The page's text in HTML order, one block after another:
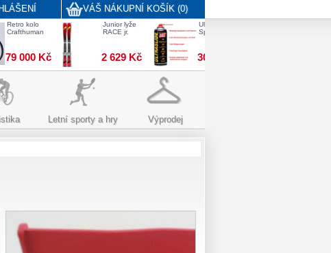
VÁŠ NÁKUPNÍ KOŠÍK (0)
Retro kolo
Crafthuman
79 000 Kč
Junior lyže
RACE jr.
2 629 Kč
Ultraslide Multi-
Spray 300ml
302 Kč
Letní sporty a hry Výprodej